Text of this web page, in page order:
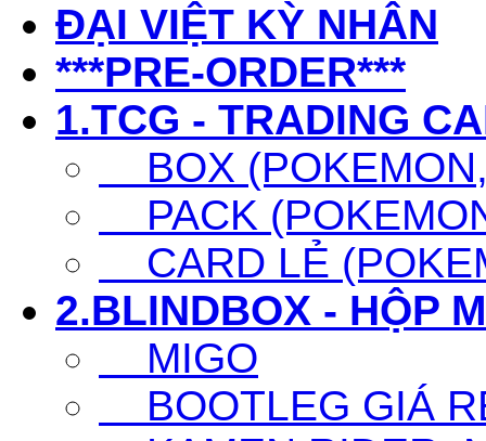
ĐẠI VIỆT KỲ NHÂN
***PRE-ORDER***
1.TCG - TRADING
BOX
PACK
CARD LẺ
2.BLINDBOX - HỘP
MIGO
BOOTLEG GIÁ